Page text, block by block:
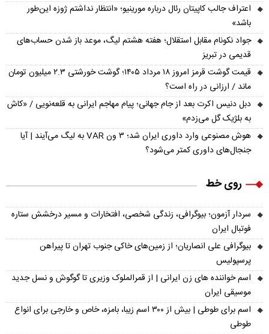
اعتراف جالب کاپیتان رئال درباره مورینیو؛ «انتظار نداشتم ژوزه این‌طور
باشد»
جواد نکونام مقابل استقلال؛ هفته هشتم لیگ، موعد باز شدن حساب‌های
قدیمی در تبریز
قیمت گوشت قرمز امروز ۱۸ مرداد ۱۴۰۵؛ گوشت خورشتی ۲.۳ میلیون تومان
ماند / ارزانی در راه است؟
دبل دنیس اکرت بعد از جام جهانی؛ پیام مهاجم ایرانی به قلعه‌نویی / «کاش
به بلژیک گل می‌زدم»
هوش مصنوعی وارد داوری ایران شد؛ ۳ ون VAR به لیگ می‌آیند | آیا
جنجال‌های داوری کمتر می‌شود؟
روی خط
سردار آزمون؛ بیوگرافی، زندگی شخصی، افتخارات و مسیر درخشش ستاره
فوتبال ایران
بیوگرافی علی انصاریان؛ از زمین‌های خاکی جنوب تهران تا پیراهن
پرسپولیس
اسم خواننده های زن ایرانی | از قمرالملوک وزیری تا گوگوش و نسل جدید
موسیقی ایران
اسم برای طوطی | بیش از ۳۰۰ اسم زیبا، بامزه، خاص و خارجی برای انواع
طوطی